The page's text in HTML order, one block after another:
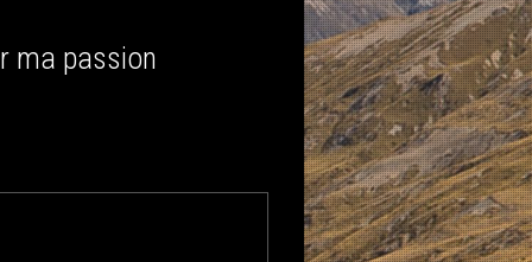
ma passion